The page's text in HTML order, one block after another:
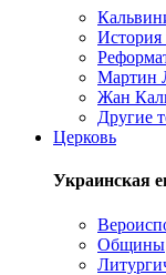
История
Мартин
Жан
Другие
Церковь
Украинская
Общины